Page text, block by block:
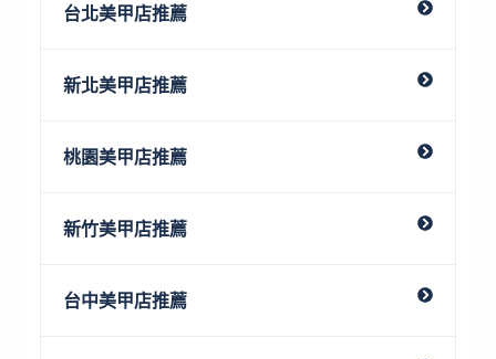
台北美甲店推薦
新北美甲店推薦
桃園美甲店推薦
新竹美甲店推薦
台中美甲店推薦